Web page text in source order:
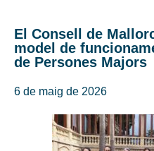
El Consell de
model de
de Persones Majors
6 de maig de 2026